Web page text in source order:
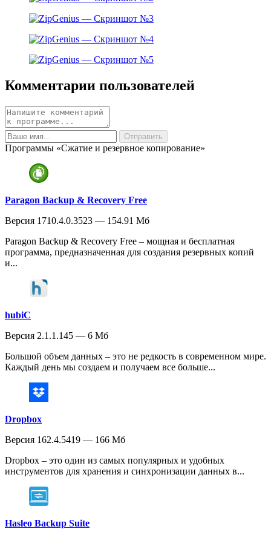
Комментарии пользователей
Программы «Сжатие и резервное копирование»
Paragon Backup & Recovery Free
Версия 1710.4.0.3523 — 154.91 Мб
Paragon Backup & Recovery Free – мощная и бесплатная
программа, предназначенная для создания резервных копий
и...
hubiC
Версия 2.1.1.145 — 6 Мб
Большой объем данных – это не редкость в современном мире.
Каждый день мы создаем и получаем все больше...
Dropbox
Версия 162.4.5419 — 166 Мб
Dropbox – это один из самых популярных и удобных
инструментов для хранения и синхронизации данных в...
Hasleo Backup Suite